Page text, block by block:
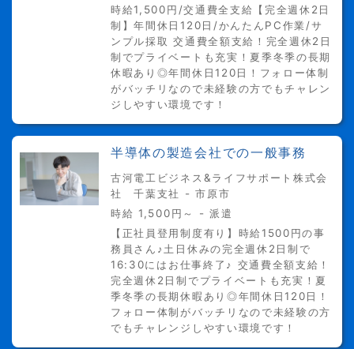
時給1,500円/交通費全支給【完全週休2日
制】年間休日120日/かんたんPC作業/サ
ンプル採取 交通費全額支給！完全週休2日
制でプライベートも充実！夏季冬季の長期
休暇あり◎年間休日120日！フォロー体制
がバッチリなので未経験の方でもチャレン
ジしやすい環境です！
半導体の製造会社での一般事務
古河電工ビジネス&ライフサポート株式会
社 千葉支社 - 市原市
時給 1,500円～ - 派遣
【正社員登用制度有り】時給1500円の事
務員さん♪土日休みの完全週休2日制で
16:30にはお仕事終了♪ 交通費全額支給！
完全週休2日制でプライベートも充実！夏
季冬季の長期休暇あり◎年間休日120日！
フォロー体制がバッチリなので未経験の方
でもチャレンジしやすい環境です！